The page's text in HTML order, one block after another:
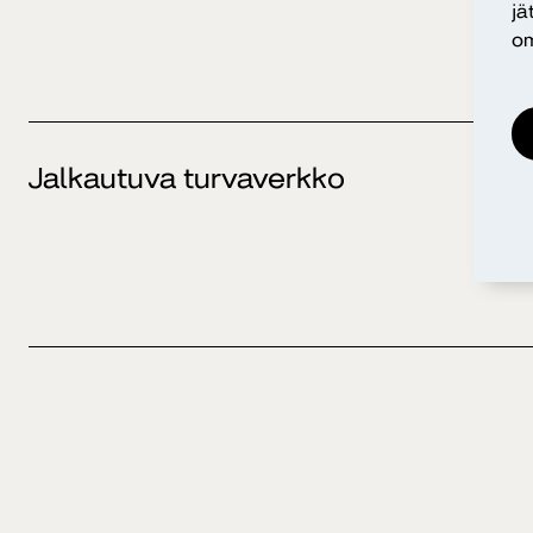
Jalkautuva turvaverkko